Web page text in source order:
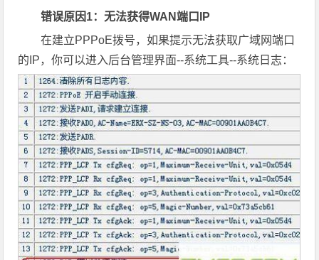
错误原因1：无法获得WAN端口IP
在建立PPPoE拨号，如果提示无法获取广域网端口
的IP，你可以进入后台管理界面--系统工具--系统日志：